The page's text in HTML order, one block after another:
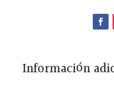
Información